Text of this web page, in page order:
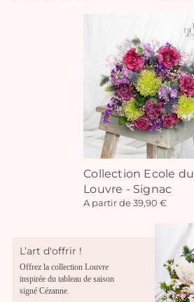
Collection Ecole du
Louvre - Signac
A partir de 39,90 €
L’art d'offrir !
Offrez la collection Louvre
inspirée du tableau de saison
signé Cézanne.